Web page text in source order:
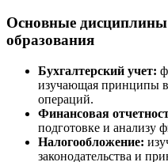
Основные дисциплины
образования
Бухгалтерский учет:
изучающая принципы
операций.
Финансовая
подготовке и анализу
Налогообложение:
законодательства и